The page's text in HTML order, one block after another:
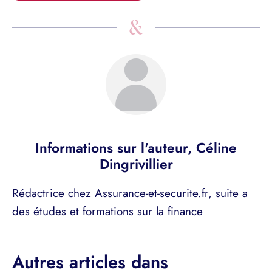
Informations sur l'auteur, Céline
Dingrivillier
Rédactrice chez Assurance-et-securite.fr, suite a
des études et formations sur la finance
Autres articles dans